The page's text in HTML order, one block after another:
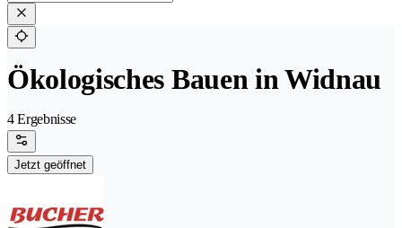
Ökologisches Bauen in Widnau
4 Ergebnisse
Jetzt geöffnet